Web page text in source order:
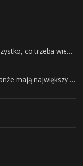
Sprzedaż udziałów w spółce jawnej - Wszystko, co trzeba wiedzieć.
Własna firma chodzi Ci po głowie? Te branże mają największy potencjał rozwoju